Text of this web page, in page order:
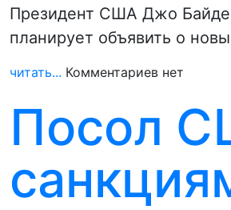
Президент США Джо
планирует объявить о
читать... Комментариев нет
Посол